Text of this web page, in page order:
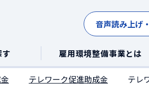
音声読み上げ
雇用環境整備事業とは
テレワーク促進助成金 テレ